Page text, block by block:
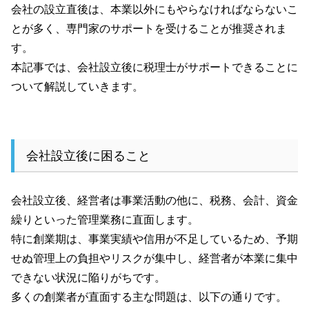
会社の設立直後は、本業以外にもやらなければならないこ
とが多く、専門家のサポートを受けることが推奨されま
す。
本記事では、会社設立後に税理士がサポートできることに
ついて解説していきます。
会社設立後に困ること
会社設立後、経営者は事業活動の他に、税務、会計、資金
繰りといった管理業務に直面します。
特に創業期は、事業実績や信用が不足しているため、予期
せぬ管理上の負担やリスクが集中し、経営者が本業に集中
できない状況に陥りがちです。
多くの創業者が直面する主な問題は、以下の通りです。